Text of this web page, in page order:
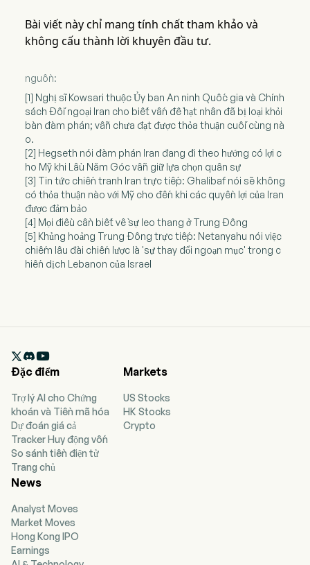
Bài viết này chỉ mang tính chất tham khảo và
không cấu thành lời khuyên đầu tư.
nguồn:
[1] Nghị sĩ Kowsari thuộc Ủy ban An ninh Quốc gia và Chính
sách Đối ngoại Iran cho biết vấn đề hạt nhân đã bị loại khỏi
bàn đàm phán; vẫn chưa đạt được thỏa thuận cuối cùng nà
o.
[2] Hegseth nói đàm phán Iran đang đi theo hướng có lợi c
ho Mỹ khi Lầu Năm Góc vẫn giữ lựa chọn quân sự
[3] Tin tức chiến tranh Iran trực tiếp: Ghalibaf nói sẽ không
có thỏa thuận nào với Mỹ cho đến khi các quyền lợi của Iran
được đảm bảo
[4] Mọi điều cần biết về sự leo thang ở Trung Đông
[5] Khủng hoảng Trung Đông trực tiếp: Netanyahu nói việc
chiếm lâu đài chiến lược là 'sự thay đổi ngoạn mục' trong c
hiến dịch Lebanon của Israel

Đặc điểm
Trợ lý AI cho Chứng
khoán và Tiền mã hóa
Dự đoán giá cả
Tracker Huy động vốn
So sánh tiền điện tử
Trang chủ
Markets
US Stocks
HK Stocks
Crypto
News
Analyst Moves
Market Moves
Hong Kong IPO
Earnings